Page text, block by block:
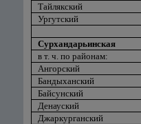
Тайлякский
Ургутский
Сурхандарьинская
в т. ч. по районам:
Ангорский
Бандыханский
Байсунский
Денауский
Джаркурганский